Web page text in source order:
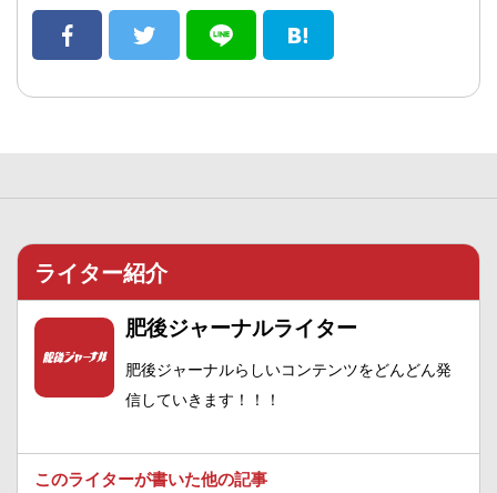
ライター紹介
肥後ジャーナルライター
肥後ジャーナルらしいコンテンツをどんどん発
信していきます！！！
このライターが書いた他の記事